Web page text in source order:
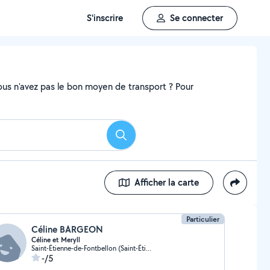
S'inscrire Se connecter
n'avez pas le bon moyen de transport ? Pour
Rechercher
Afficher la carte
Particulier
Céline BARGEON
Céline et Meryll
Saint-Étienne-de-Fontbellon (Saint-Étienne-de-Fontbellon)
-/5